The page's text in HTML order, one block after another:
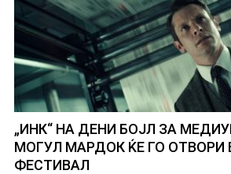
„ИНК“ НА ДЕНИ БОЈЛ ЗА
МОГУЛ МАРДОК ЌЕ ГО ОТВОРИ
ФЕСТИВАЛ